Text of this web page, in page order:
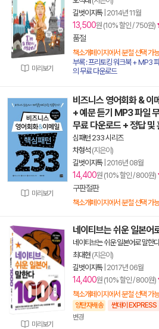
미리보기
길벗이지톡| 2014년 11월
13,500원 (10% 할인 / 750원)
품절
책소개페이지에서 분철 선택 가능
부록 : 프리토킹 워크북 + MP3
의 무료 다운로드
미리보기
비즈니스 영어회화 &
+ 예문 듣기 MP3 파일
무료 다운로드 + 정답 및
심패턴 233 시리즈
차형석 (지은이)
길벗이지톡| 2016년 08월
14,400원 (10% 할인 / 800원)
구판절판
책소개페이지에서 분철 선택 가능
미리보기
네이티브는 쉬운 일본
네이티브는 쉬운 일본어로 말한다
최대현 (지은이)
길벗이지톡| 2017년 06월
14,400원 (10% 할인 / 800원)
책소개페이지에서 분철 선택 가능
양탄자배송 썬데이 EXPRESS
변경